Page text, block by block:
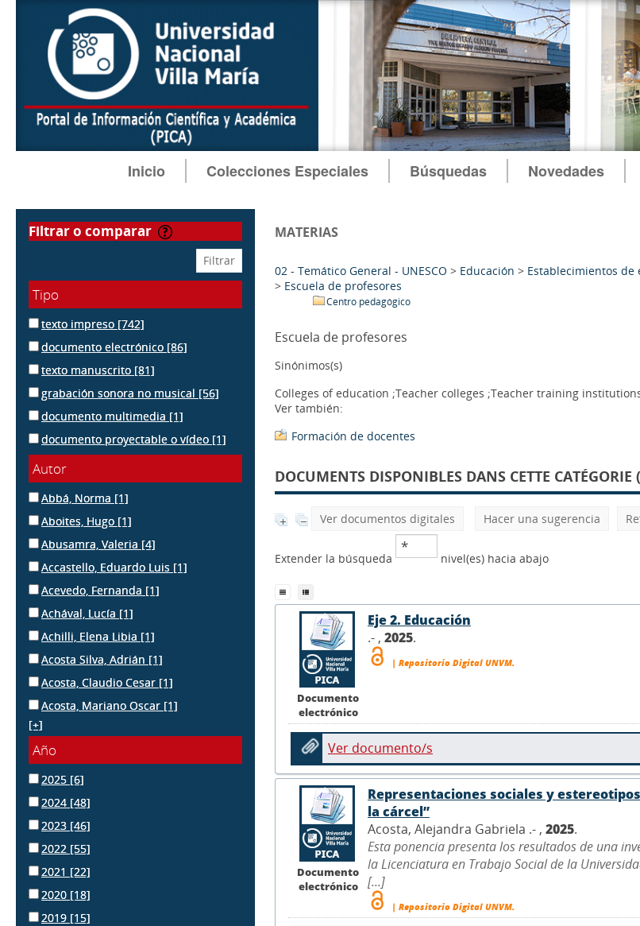
Inicio Colecciones Especiales Búsquedas Novedades
filtrar o comparar
Tipo
texto impreso [742]
documento electrónico [86]
texto manuscrito [81]
grabación sonora no musical [56]
documento multimedia [1]
documento proyectable o vídeo [1]
Autor
Abbá, Norma [1]
Aboites, Hugo [1]
Abusamra, Valeria [4]
Accastello, Eduardo Luis [1]
Acevedo, Fernanda [1]
Achával, Lucía [1]
Achilli, Elena Libia [1]
Acosta Silva, Adrián [1]
Acosta, Claudio Cesar [1]
Acosta, Mariano Oscar [1]
[+]
Año
2025 [6]
2024 [48]
2023 [46]
2022 [55]
2021 [22]
2020 [18]
2019 [15]
MATERIAS
02 - Temático General - UNESCO > Educación > Establecimientos de
> Escuela de profesores
Centro pedagógico
Escuela de profesores
Sinónimos(s)
Colleges of education ;Teacher colleges ;Teacher training
Ver también:
Formación de docentes
DOCUMENTS DISPONIBLES DANS CETTE CATÉGORIE
Ver documentos digitales Hacer una sugerencia
Extender la búsqueda nivel(es) hacia abajo
Documento
electrónico
Eje 2. Educación
.- , 2025.
| Repositorio Digital UNVM.
Ver documento/s
Documento
electrónico
Representaciones sociales y
la cárcel”
Acosta, Alejandra Gabriela .- , 2025.
Esta ponencia presenta los resultados de una
la Licenciatura en Trabajo Social de la
[...]
| Repositorio Digital UNVM.